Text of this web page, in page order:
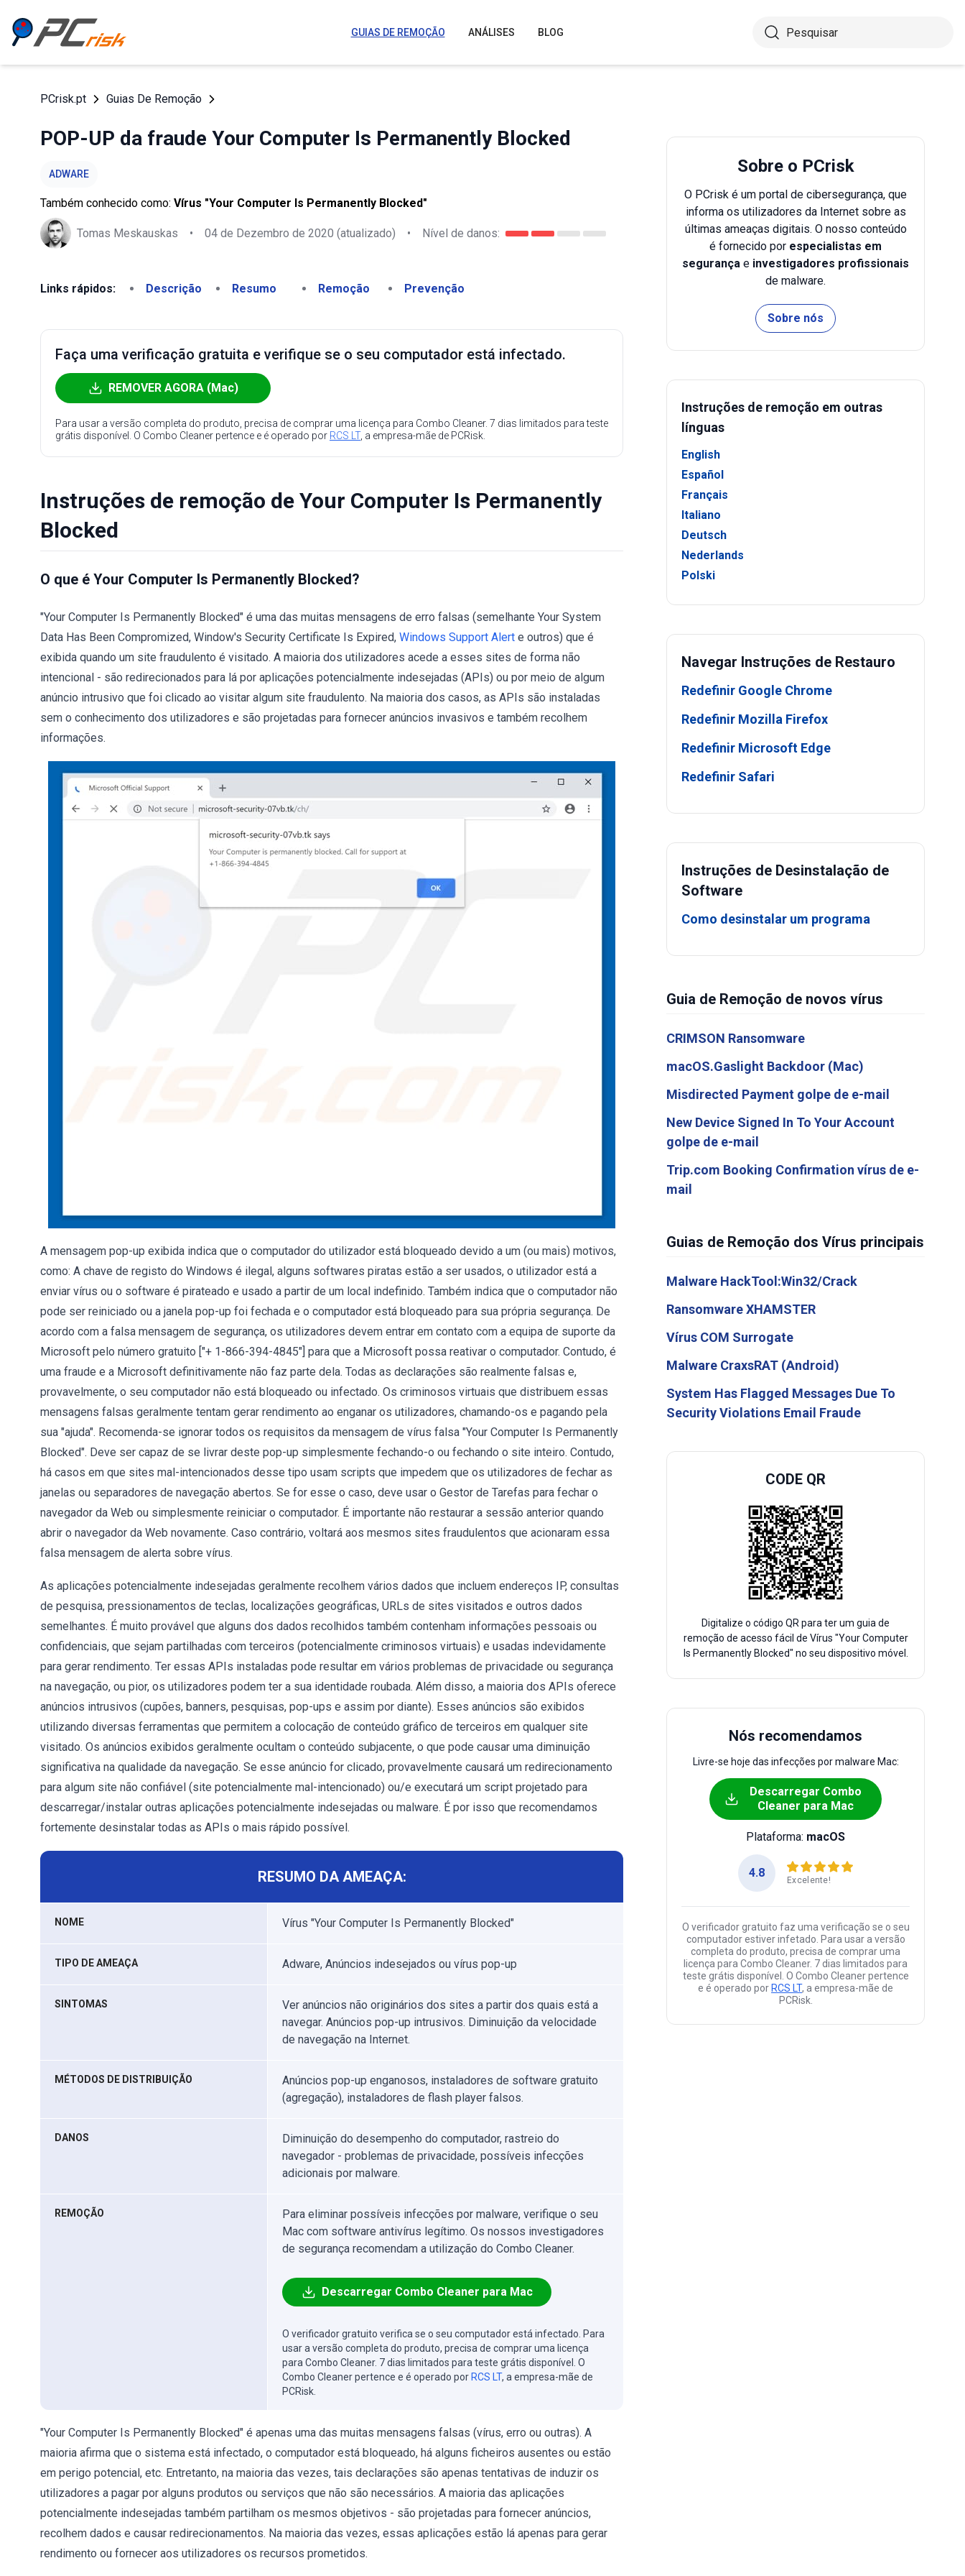
GUIAS DE REMOÇÃO ANÁLISES BLOG
PCrisk.pt Guias De Remoção
POP-UP da fraude Your Computer Is Permanently Blocked
ADWARE
Também conhecido como: Vírus "Your Computer Is Permanently Blocked"
Tomas Meskauskas • 04 de Dezembro de 2020 (atualizado) • Nível de danos:
Links rápidos: Descrição Resumo Remoção Prevenção
Faça uma verificação gratuita e verifique se o seu computador está infectado.
REMOVER AGORA (Mac)
Para usar a versão completa do produto, precisa de comprar uma licença para Combo Cleaner. 7 dias limitados para teste
grátis disponível. O Combo Cleaner pertence e é operado por RCS LT, a empresa-mãe de PCRisk.
Instruções de remoção de Your Computer Is Permanently
Blocked
O que é Your Computer Is Permanently Blocked?
"Your Computer Is Permanently Blocked" é uma das muitas mensagens de erro falsas (semelhante Your System
Data Has Been Compromized, Window's Security Certificate Is Expired, Windows Support Alert e outros) que é
exibida quando um site fraudulento é visitado. A maioria dos utilizadores acede a esses sites de forma não
intencional - são redirecionados para lá por aplicações potencialmente indesejadas (APIs) ou por meio de algum
anúncio intrusivo que foi clicado ao visitar algum site fraudulento. Na maioria dos casos, as APIs são instaladas
sem o conhecimento dos utilizadores e são projetadas para fornecer anúncios invasivos e também recolhem
informações.
A mensagem pop-up exibida indica que o computador do utilizador está bloqueado devido a um (ou mais) motivos,
como: A chave de registo do Windows é ilegal, alguns softwares piratas estão a ser usados, o utilizador está a
enviar vírus ou o software é pirateado e usado a partir de um local indefinido. Também indica que o computador não
pode ser reiniciado ou a janela pop-up foi fechada e o computador está bloqueado para sua própria segurança. De
acordo com a falsa mensagem de segurança, os utilizadores devem entrar em contato com a equipa de suporte da
Microsoft pelo número gratuito ["+ 1-866-394-4845"] para que a Microsoft possa reativar o computador. Contudo, é
uma fraude e a Microsoft definitivamente não faz parte dela. Todas as declarações são realmente falsas e,
provavelmente, o seu computador não está bloqueado ou infectado. Os criminosos virtuais que distribuem essas
mensagens falsas geralmente tentam gerar rendimento ao enganar os utilizadores, chamando-os e pagando pela
sua "ajuda". Recomenda-se ignorar todos os requisitos da mensagem de vírus falsa "Your Computer Is Permanently
Blocked". Deve ser capaz de se livrar deste pop-up simplesmente fechando-o ou fechando o site inteiro. Contudo,
há casos em que sites mal-intencionados desse tipo usam scripts que impedem que os utilizadores de fechar as
janelas ou separadores de navegação abertos. Se for esse o caso, deve usar o Gestor de Tarefas para fechar o
navegador da Web ou simplesmente reiniciar o computador. É importante não restaurar a sessão anterior quando
abrir o navegador da Web novamente. Caso contrário, voltará aos mesmos sites fraudulentos que acionaram essa
falsa mensagem de alerta sobre vírus.
As aplicações potencialmente indesejadas geralmente recolhem vários dados que incluem endereços IP, consultas
de pesquisa, pressionamentos de teclas, localizações geográficas, URLs de sites visitados e outros dados
semelhantes. É muito provável que alguns dos dados recolhidos também contenham informações pessoais ou
confidenciais, que sejam partilhadas com terceiros (potencialmente criminosos virtuais) e usadas indevidamente
para gerar rendimento. Ter essas APIs instaladas pode resultar em vários problemas de privacidade ou segurança
na navegação, ou pior, os utilizadores podem ter a sua identidade roubada. Além disso, a maioria dos APIs oferece
anúncios intrusivos (cupões, banners, pesquisas, pop-ups e assim por diante). Esses anúncios são exibidos
utilizando diversas ferramentas que permitem a colocação de conteúdo gráfico de terceiros em qualquer site
visitado. Os anúncios exibidos geralmente ocultam o conteúdo subjacente, o que pode causar uma diminuição
significativa na qualidade da navegação. Se esse anúncio for clicado, provavelmente causará um redirecionamento
para algum site não confiável (site potencialmente mal-intencionado) ou/e executará um script projetado para
descarregar/instalar outras aplicações potencialmente indesejadas ou malware. É por isso que recomendamos
fortemente desinstalar todas as APIs o mais rápido possível.
RESUMO DA AMEAÇA:
NOME Vírus "Your Computer Is Permanently Blocked"
TIPO DE AMEAÇA Adware, Anúncios indesejados ou vírus pop-up
SINTOMAS
Ver anúncios não originários dos sites a partir dos quais está a
navegar. Anúncios pop-up intrusivos. Diminuição da velocidade
de navegação na Internet.
MÉTODOS DE DISTRIBUIÇÃO
Anúncios pop-up enganosos, instaladores de software gratuito
(agregação), instaladores de flash player falsos.
DANOS
Diminuição do desempenho do computador, rastreio do
navegador - problemas de privacidade, possíveis infecções
adicionais por malware.
REMOÇÃO
Para eliminar possíveis infecções por malware, verifique o seu
Mac com software antivírus legítimo. Os nossos investigadores
de segurança recomendam a utilização do Combo Cleaner.
Descarregar Combo Cleaner para Mac
O verificador gratuito verifica se o seu computador está infectado. Para
usar a versão completa do produto, precisa de comprar uma licença
para Combo Cleaner. 7 dias limitados para teste grátis disponível. O
Combo Cleaner pertence e é operado por RCS LT, a empresa-mãe de
PCRisk.
"Your Computer Is Permanently Blocked" é apenas uma das muitas mensagens falsas (vírus, erro ou outras). A
maioria afirma que o sistema está infectado, o computador está bloqueado, há alguns ficheiros ausentes ou estão
em perigo potencial, etc. Entretanto, na maioria das vezes, tais declarações são apenas tentativas de induzir os
utilizadores a pagar por alguns produtos ou serviços que não são necessários. A maioria das aplicações
potencialmente indesejadas também partilham os mesmos objetivos - são projetadas para fornecer anúncios,
recolhem dados e causar redirecionamentos. Na maioria das vezes, essas aplicações estão lá apenas para gerar
rendimento ou fornecer aos utilizadores os recursos prometidos.
Sobre o PCrisk
O PCrisk é um portal de cibersegurança, que
informa os utilizadores da Internet sobre as
últimas ameaças digitais. O nosso conteúdo
é fornecido por especialistas em
segurança e investigadores profissionais
de malware.
Sobre nós
Instruções de remoção em outras
línguas
English
Español
Français
Italiano
Deutsch
Nederlands
Polski
Navegar Instruções de Restauro
Redefinir Google Chrome
Redefinir Mozilla Firefox
Redefinir Microsoft Edge
Redefinir Safari
Instruções de Desinstalação de
Software
Como desinstalar um programa
Guia de Remoção de novos vírus
CRIMSON Ransomware
macOS.Gaslight Backdoor (Mac)
Misdirected Payment golpe de e-mail
New Device Signed In To Your Account
golpe de e-mail
Trip.com Booking Confirmation vírus de e-
mail
Guias de Remoção dos Vírus principais
Malware HackTool:Win32/Crack
Ransomware XHAMSTER
Vírus COM Surrogate
Malware CraxsRAT (Android)
System Has Flagged Messages Due To
Security Violations Email Fraude
CODE QR
Digitalize o código QR para ter um guia de
remoção de acesso fácil de Vírus "Your Computer
Is Permanently Blocked" no seu dispositivo móvel.
Nós recomendamos
Livre-se hoje das infecções por malware Mac:
Descarregar Combo
Cleaner para Mac
Plataforma: macOS
4.8
Excelente!
O verificador gratuito faz uma verificação se o seu
computador estiver infetado. Para usar a versão
completa do produto, precisa de comprar uma
licença para Combo Cleaner. 7 dias limitados para
teste grátis disponível. O Combo Cleaner pertence
e é operado por RCS LT, a empresa-mãe de
PCRisk.